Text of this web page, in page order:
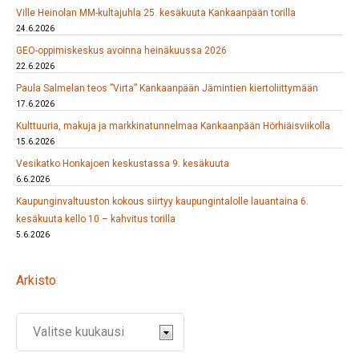
Ville Heinolan MM-kultajuhla 25. kesäkuuta Kankaanpään torilla
24.6.2026
GEO-oppimiskeskus avoinna heinäkuussa 2026
22.6.2026
Paula Salmelan teos ”Virta” Kankaanpään Jämintien kiertoliittymään
17.6.2026
Kulttuuria, makuja ja markkinatunnelmaa Kankaanpään Hörhiäisviikolla
15.6.2026
Vesikatko Honkajoen keskustassa 9. kesäkuuta
6.6.2026
Kaupunginvaltuuston kokous siirtyy kaupungintalolle lauantaina 6.
kesäkuuta kello 10 – kahvitus torilla
5.6.2026
Arkisto